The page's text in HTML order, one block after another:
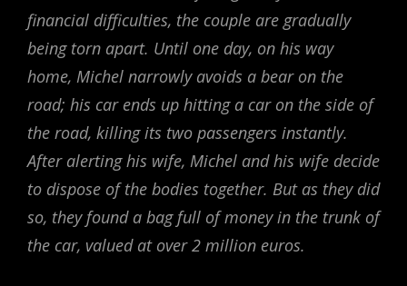
financial difficulties, the couple are gradually
being torn apart. Until one day, on his way
home, Michel narrowly avoids a bear on the
road; his car ends up hitting a car on the side of
the road, killing its two passengers instantly.
After alerting his wife, Michel and his wife decide
to dispose of the bodies together. But as they did
so, they found a bag full of money in the trunk of
the car, valued at over 2 million euros.